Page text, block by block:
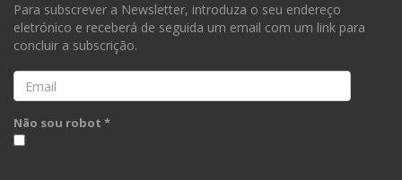
Para subscrever a Newsletter, introduza o seu endereço
eletrónico e receberá de seguida um email com um link para
concluir a subscrição.
Email
Não sou robot *